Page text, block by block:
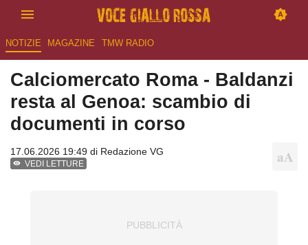
NOTIZIE MAGAZINE TMW RADIO
Calciomercato Roma - Baldanzi
resta al Genoa: scambio di
documenti in corso
17.06.2026 19:49 di Redazione VG
VEDI LETTURE